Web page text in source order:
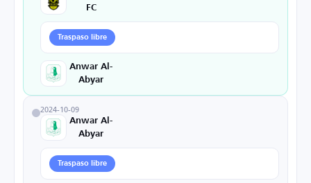
FC
Traspaso libre
Anwar Al-
Abyar
2024-10-09
Anwar Al-
Abyar
Traspaso libre